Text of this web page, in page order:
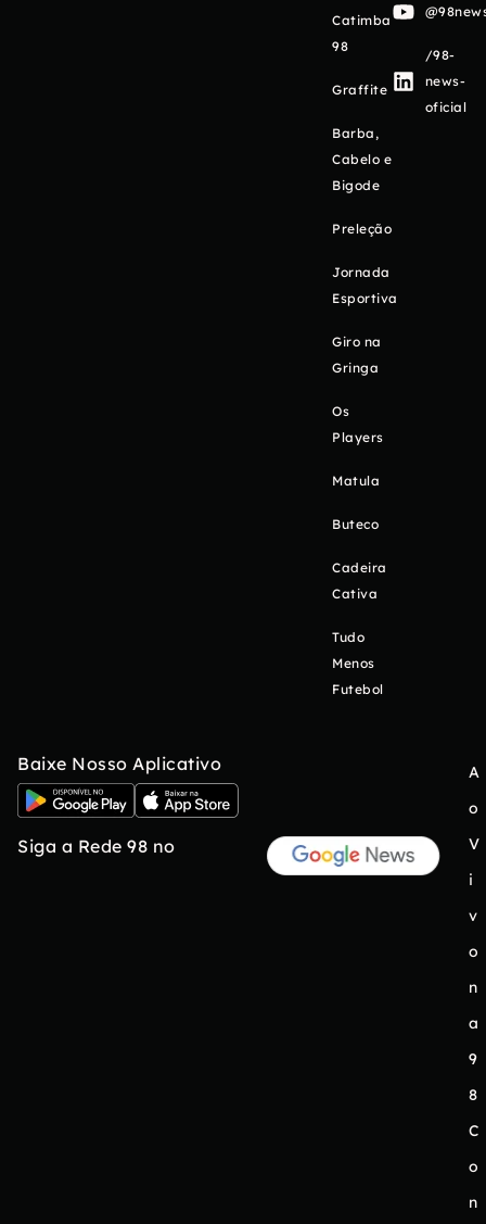
Catimba
98
Graffite
Barba,
Cabelo e
Bigode
Preleção
Jornada
Esportiva
Giro na
Gringa
Os
Players
Matula
Buteco
Cadeira
Cativa
Tudo
Menos
Futebol
/98-
news-
oficial
Baixe Nosso Aplicativo
Siga a Rede 98 no
A
o
V
i
v
o
n
a
9
8
C
o
n